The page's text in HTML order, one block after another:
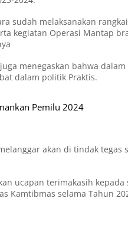
sudah melaksanakan
kegiatan Operasi Mantap
menegaskan bahwa
dalam politik Praktis.
Pemilu 2024
akan di tindak tegas
ucapan terimakasih
Kamtibmas selama Tahun